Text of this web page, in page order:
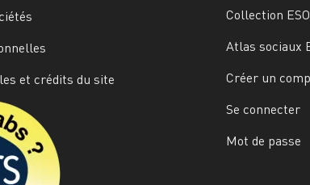
et crédits du site
Collection
Atlas sociaux
Créer un
Se connecter
Mot de passe